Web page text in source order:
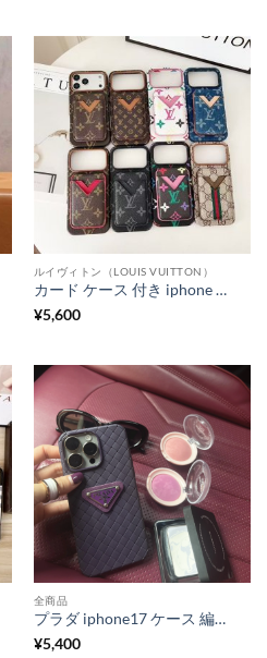
ルイヴィトン（LOUIS VUITTON）
カード ケース 付き iphone ケース ルイヴィトン iphone17pro/17promax ケース magsafe カード ケース iphone16pro/15pro ケース 財布代わり iphone ケース 人気 ブランド
¥5,600
全商品
プラダ iphone17 ケース 編み込み iphone17pro/17promax ケース 海外セレブ prada風 スマホケース iphone16/16pro 人気 ブランド iphone15/14 ケース シンプル おしゃれ
¥5,400